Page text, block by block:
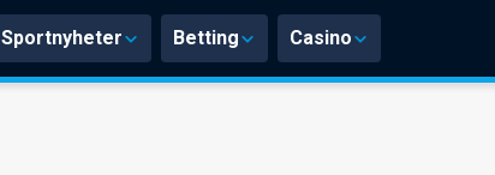
Sportnyheter Betting Casino